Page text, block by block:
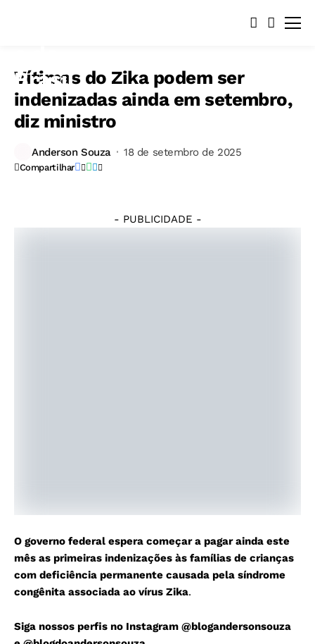
Vítimas do Zika podem ser
indenizadas ainda em setembro,
diz ministro
Anderson Souza 18 de setembro de 2025
Compartilhar
©
Rodrigues-
Agência
- PUBLICIDADE -
O governo federal espera começar a pagar ainda este
mês as primeiras indenizações às famílias de crianças
com deficiência permanente causada pela síndrome
congênita associada ao vírus Zika.
Siga nossos perfis no Instagram @blogandersonsouza